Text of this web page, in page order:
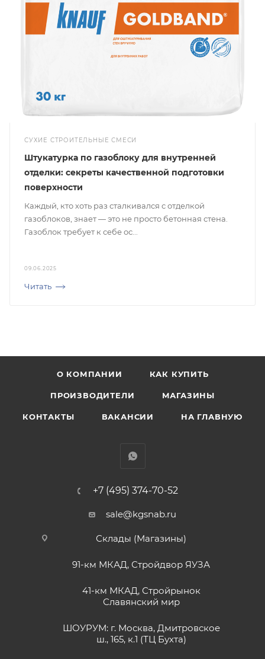
СУХИЕ СТРОИТЕЛЬНЫЕ СМЕСИ
09.06.2025
Читать
Штукатурка по газоблоку для внутренней
отделки: секреты качественной подготовки
поверхности
Каждый, кто хоть раз сталкивался с отделкой
газоблоков, знает — это не просто бетонная стена.
Газоблок требует к себе ос...
О КОМПАНИИ КАК КУПИТЬ
ПРОИЗВОДИТЕЛИ МАГАЗИНЫ
КОНТАКТЫ ВАКАНСИИ НА ГЛАВНУЮ
+7 (495) 374-70-52
sale@kgsnab.ru
Склады (Магазины)
91-км МКАД, Стройдвор ЯУЗА
41-км МКАД, Стройрынок
Славянский мир
ШОУРУМ: г. Москва, Дмитровское
ш., 165, к.1 (ТЦ Бухта)